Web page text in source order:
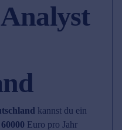
kannst du ein
60000 Euro pro Jahr